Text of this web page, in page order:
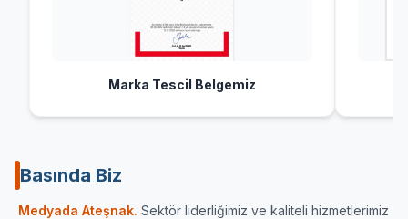
Marka Tescil Belgemiz
Basında Biz
Medyada Ateşnak. Sektör liderliğimiz ve kaliteli hizmetlerimiz
Sektörün önde gelen yayın organlarından Haber
İç